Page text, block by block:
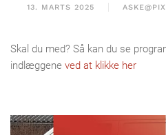
13. MARTS 2025
Skal du med? Så kan du se
indlæggene ved at klikke her